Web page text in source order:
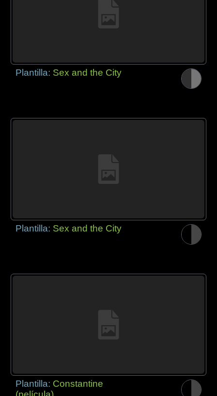
Plantilla: Sex and the City
Plantilla: Sex and the City
Plantilla: Constantine